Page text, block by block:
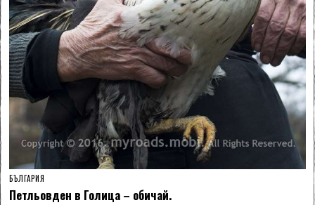
БЪЛГАРИЯ
Петльовден в Голица – обичай.